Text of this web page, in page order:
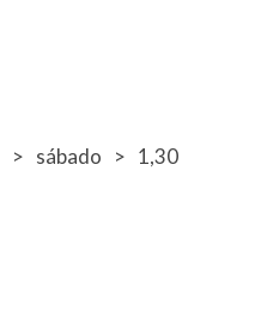
sábado 1,30